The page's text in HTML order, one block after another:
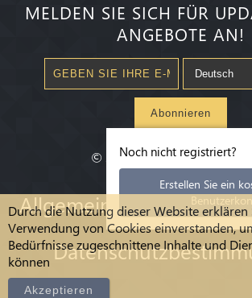
Durch die Nutzung dieser Website
Verwendung von Cookies einverstanden,
Bedürfnisse zugeschnittene Inhalte und
können
Akzeptieren
MELDEN SIE SICH FÜR
ANGEBOTE AN!
Abonnieren
© 2020-2026Millenium State
Allgemeine
Noch nicht registriert?
Erstellen Sie ein